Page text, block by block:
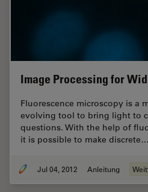
Image Processing for
Fluorescence microscopy is a
evolving tool to bring light to
questions. With the help of
it is possible to make discrete…
Jul 04, 2012 Anleitung